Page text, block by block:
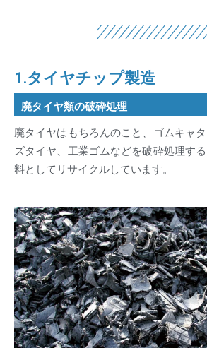
1.タイヤチップ製造
廃タイヤ類の破砕処理
廃タイヤはもちろんのこと、ゴムキャ
ズタイヤ、工業ゴムなどを破砕処理す
料としてリサイクルしています。